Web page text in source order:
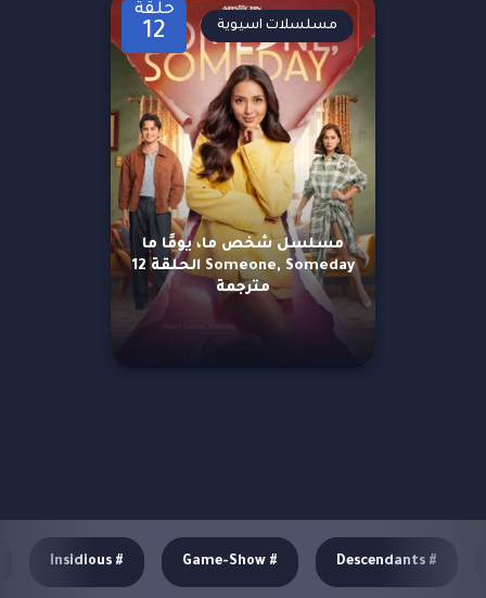
حلقة
12
مسلسل شخص ما، يومًا ما
Someone, Someday الحلقة 12
مترجمة
مسلسلات اسيوية
#
Descendants
#
Game-Show
#
Insidious